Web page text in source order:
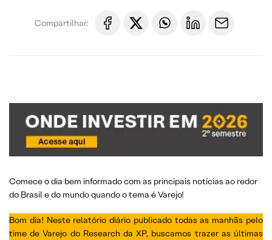
Compartilhar:
Comece o dia bem informado com as principais notícias ao redor
do Brasil e do mundo quando o tema é Varejo!
Bom dia! Neste relatório diário publicado todas as manhãs pelo
time de Varejo do Research da XP, buscamos trazer as últimas